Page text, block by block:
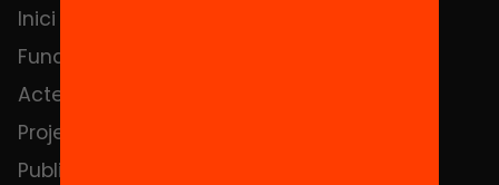
Inici
Fundació
Actes
Projectes
Publicacions i vídeos